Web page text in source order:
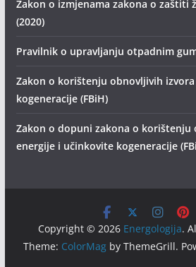
Zakon o izmjenama zakona o zaštiti
(2020)
Pravilnik o upravljanju otpadnim
Zakon o korištenju obnovljivih
kogeneracije (FBiH)
Zakon o dopuni zakona o korištenju
energije i učinkovite kogeneracije
Copyright © 2026 Energologija.
Theme: ColorMagby ThemeGrill.